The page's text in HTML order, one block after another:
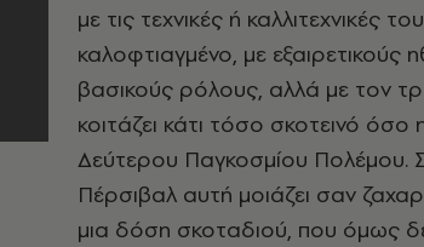
με τις τεχνικές ή καλλιτεχνικές
καλοφτιαγμένο, με εξαιρετικούς
βασικούς ρόλους, αλλά με τον
κοιτάζει κάτι τόσο σκοτεινό
Δεύτερου Παγκοσμίου Πολέμου.
Πέρσιβαλ αυτή μοιάζει σαν
μια δόση σκοταδιού, που όμως